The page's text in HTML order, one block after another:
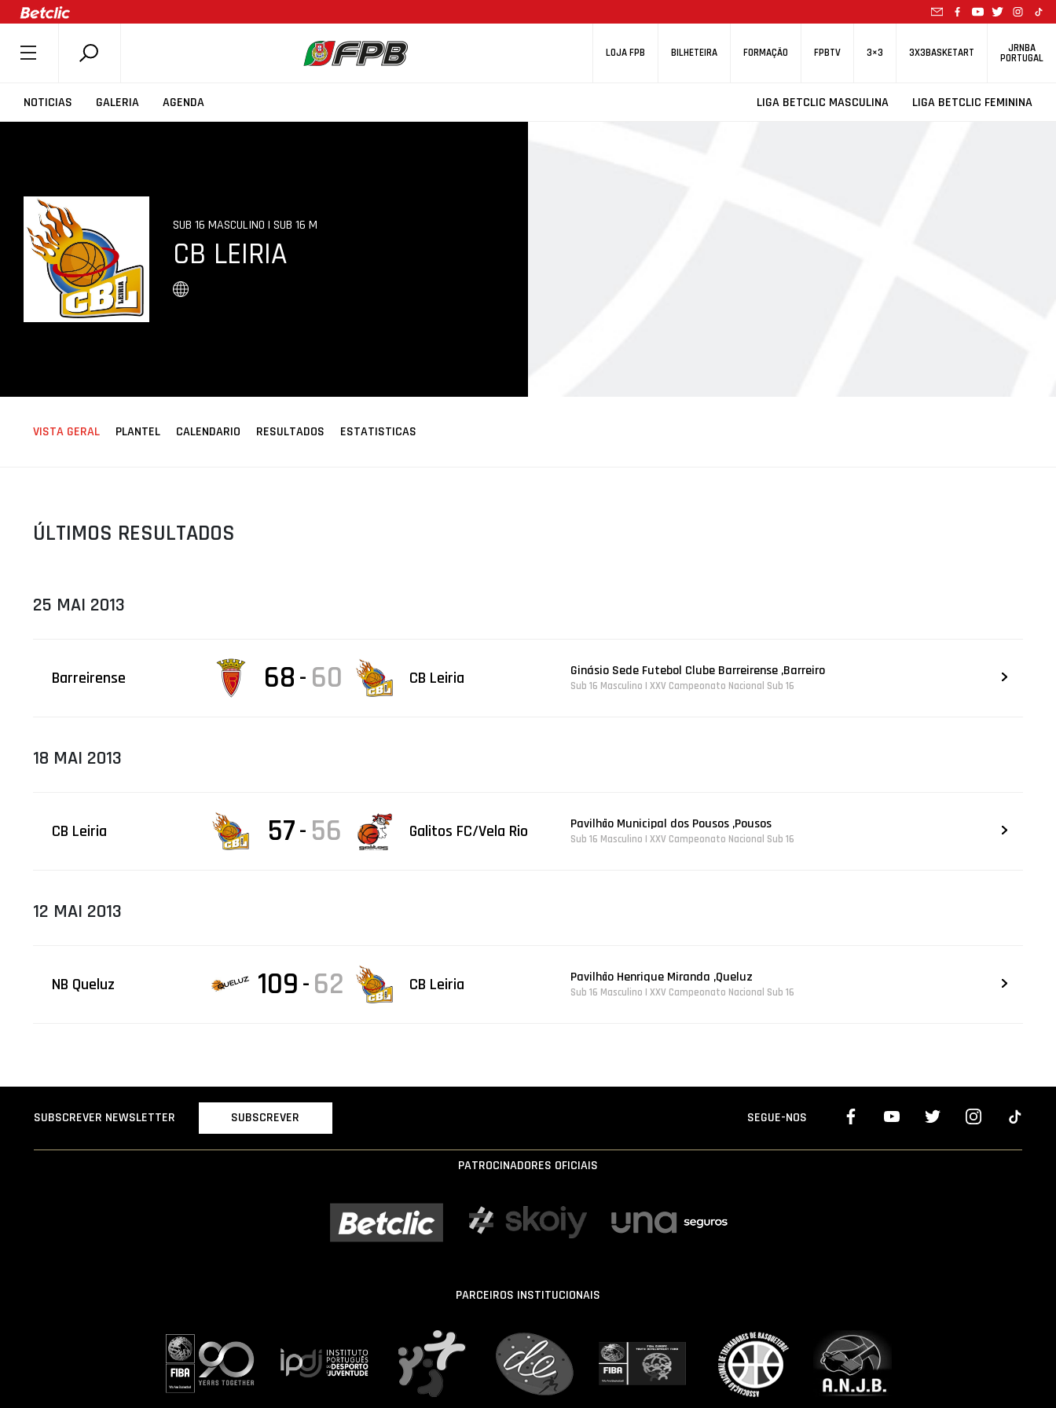
LOJA FPB BILHETEIRA FORMAÇÃO FPBTV 3×3 3X3BASKETART JRNBA
PORTUGAL
NOTICIAS GALERIA AGENDA LIGA BETCLIC MASCULINA LIGA BETCLIC FEMININA
SOBRE A FPB
DOCUMENTOS
ASSOCIAÇÕES
CLUBES
AGENTES
AGENDA
SELEÇÕES
PROJETOS
SUB 16 MASCULINO | SUB 16 M
CB LEIRIA
VISTA GERAL PLANTEL CALENDARIO RESULTADOS ESTATISTICAS
ÚLTIMOS RESULTADOS
25 MAI 2013
Barreirense 68 - 60 CB Leiria Ginásio Sede Futebol Clube Barreirense ,Barreiro
Sub 16 Masculino | XXV Campeonato Nacional Sub 16
18 MAI 2013
CB Leiria 57- 56 Galitos FC/Vela Rio Pavilhão Municipal dos Pousos ,Pousos
Sub 16 Masculino | XXV Campeonato Nacional Sub 16
12 MAI 2013
NB Queluz 109 - 62 CB Leiria Pavilhão Henrique Miranda ,Queluz
Sub 16 Masculino | XXV Campeonato Nacional Sub 16
SUBSCREVER NEWSLETTER SUBSCREVER SEGUE-NOS
PATROCINADORES OFICIAIS
PARCEIROS INSTITUCIONAIS